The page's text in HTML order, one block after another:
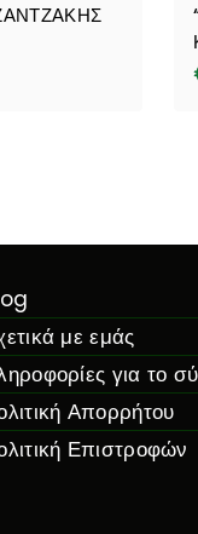
με εμάς
για το
Απορρήτου
Επιστροφών